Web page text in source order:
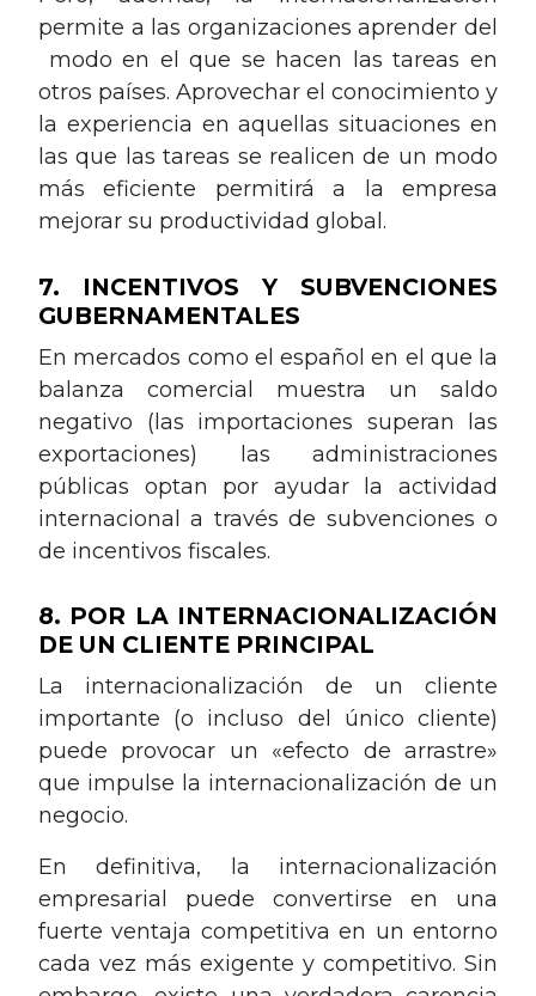
permite a las organizaciones aprender del
modo en el que se hacen las tareas en
otros países. Aprovechar el conocimiento y
la experiencia en aquellas situaciones en
las que las tareas se realicen de un modo
más eficiente permitirá a la empresa
mejorar su productividad global.
7. INCENTIVOS Y SUBVENCIONES
GUBERNAMENTALES
En mercados como el español en el que la
balanza comercial muestra un saldo
negativo (las importaciones superan las
exportaciones) las administraciones
públicas optan por ayudar la actividad
internacional a través de subvenciones o
de incentivos fiscales.
8. POR LA INTERNACIONALIZACIÓN
DE UN CLIENTE PRINCIPAL
La internacionalización de un cliente
importante (o incluso del único cliente)
puede provocar un «efecto de arrastre»
que impulse la internacionalización de un
negocio.
En definitiva, la internacionalización
empresarial puede convertirse en una
fuerte ventaja competitiva en un entorno
cada vez más exigente y competitivo. Sin